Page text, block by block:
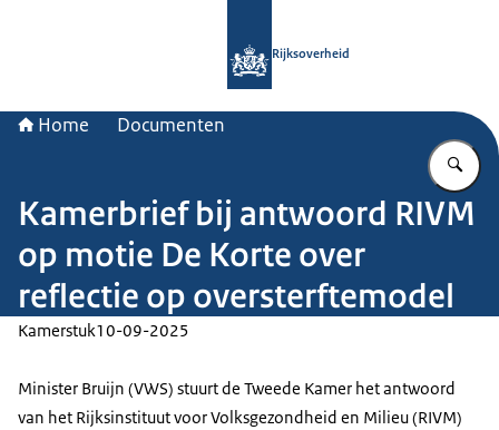
Rijksoverheid
Home Documenten
Kamerbrief bij antwoord RIVM
op motie De Korte over
reflectie op oversterftemodel
Kamerstuk10-09-2025
Minister Bruijn (VWS) stuurt de Tweede Kamer het antwoord
van het Rijksinstituut voor Volksgezondheid en Milieu (RIVM)